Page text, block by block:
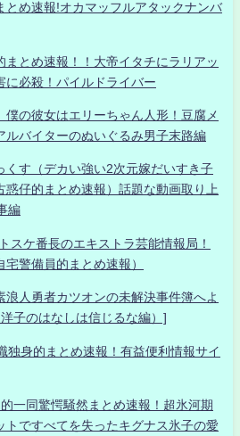
とめ速報!オカマッフルアタックナンバ
まとめ速報！！大帝イタチにラリアッ
に必殺！パイルドライバー
の彼女はエリーちゃん人形！豆腐メ
ルバイターのぬいぐるみ男子末路編
くす（デカい強い2次元嫁だいすき子
惑仔的まとめ速報）話題な動画取り上
編
スケ番長のエキストラ芸能情報局！
宅警備員的まとめ速報）
浪人勇者カツオンの未解決事件簿へよ
子のはなしは信じるな編）]
身的まとめ速報！有益便利情報サイ
一同驚愕騒然まとめ速報！超氷河期
トですべてを失ったキグナス氷子の愛